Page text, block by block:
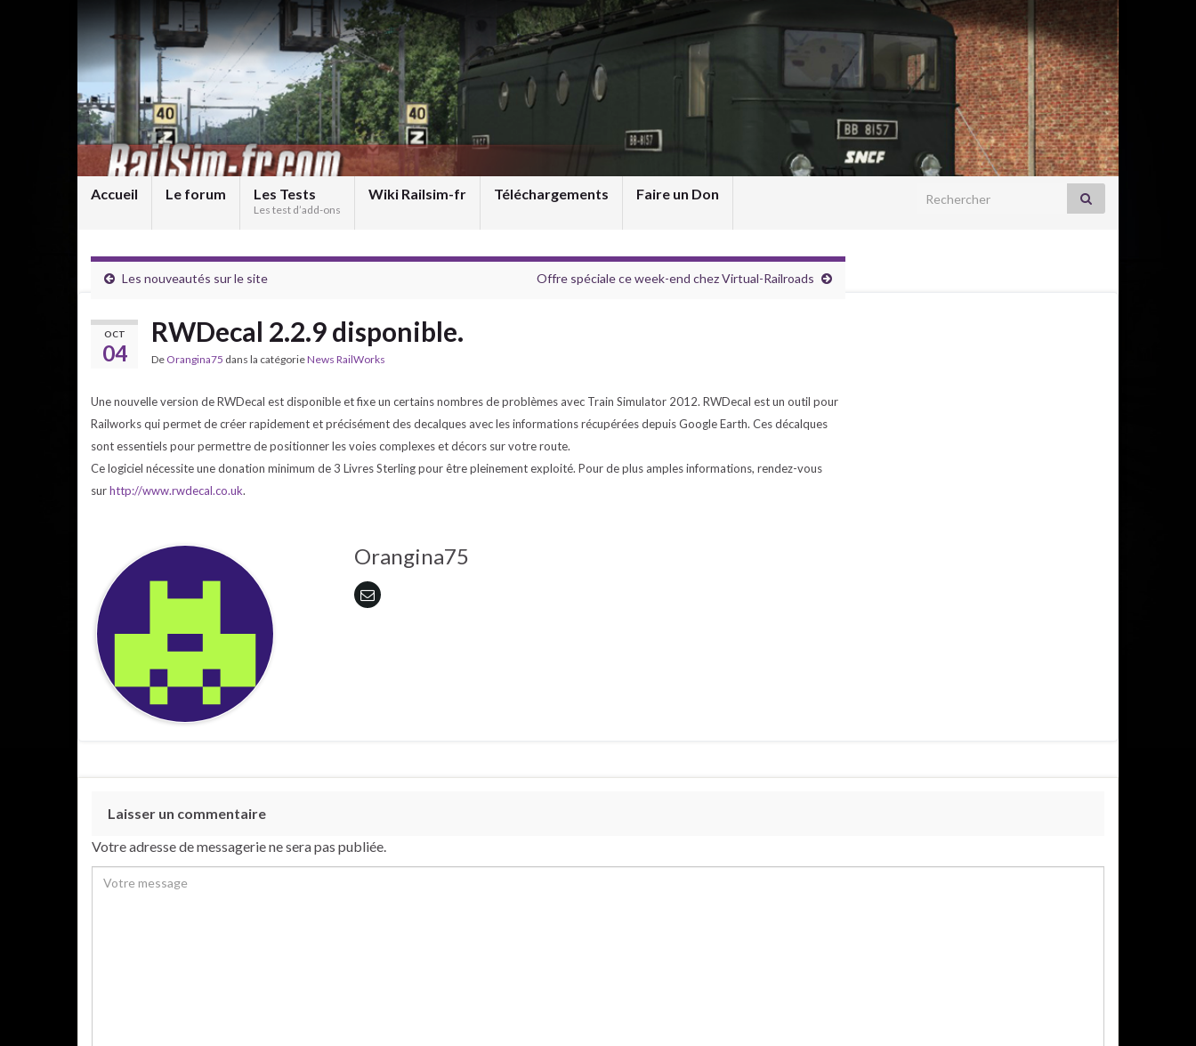
Accueil Le forum Les Tests
Les test d’add-ons
Wiki Railsim-fr Téléchargements Faire un Don Search for:
Les nouveautés sur le site Offre spéciale ce week-end chez Virtual-Railroads
OCT
04
RWDecal 2.2.9 disponible.
De Orangina75 dans la catégorieNews RailWorks
Une nouvelle version de RWDecal est disponible et fixe un certains nombres de problèmes avec Train Simulator 2012. RWDecal est un outil pour
Railworks qui permet de créer rapidement et précisément des decalques avec les informations récupérées depuis Google Earth. Ces décalques
sont essentiels pour permettre de positionner les voies complexes et décors sur votre route.
Ce logiciel nécessite une donation minimum de 3 Livres Sterling pour être pleinement exploité. Pour de plus amples informations, rendez-vous
surhttp://www.rwdecal.co.uk.
Orangina75
Laisser un commentaire
Votre adresse de messagerie ne sera pas publiée.